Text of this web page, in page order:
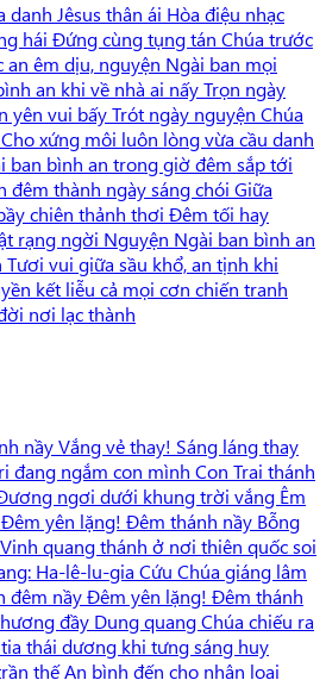
danh Jêsus thân ái Hòa điệu nhạc
hái Đứng cùng tụng tán Chúa trước
an êm dịu, nguyện Ngài ban mọi
an khi về nhà ai nấy Trọn ngày
yên vui bấy Trót ngày nguyện Chúa
xứng môi luôn lòng vừa cầu danh
bình an trong giờ đêm sắp tới
đêm thành ngày sáng chói Giữa
chiên thảnh thơi Đêm tối hay
rạng ngời Nguyện Ngài ban bình an
vui giữa sầu khổ, an tịnh khi
kết liễu cả mọi cơn chiến tranh
nơi lạc thành
nầy Vắng vẻ thay! Sáng láng thay
đang ngắm con mình Con Trai thánh
ngơi dưới khung trời vắng Êm
yên lặng! Đêm thánh nầy Bỗng
quang thánh ở nơi thiên quốc soi
Ha-lê-lu-gia Cứu Chúa giáng lâm
đêm nầy Đêm yên lặng! Đêm thánh
đầy Dung quang Chúa chiếu ra
thái dương khi tưng sáng huy
thế An bình đến cho nhân loại